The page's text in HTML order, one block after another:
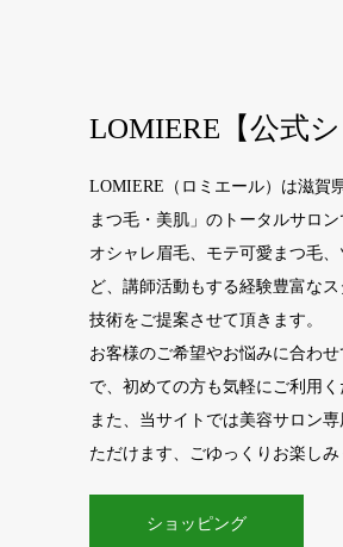
LOMIERE【公式シ
LOMIERE（ロミエール）は滋賀
まつ毛・美肌」のトータルサロン
オシャレ眉毛、モテ可愛まつ毛
ど、講師活動もする経験豊富な
技術をご提案させて頂きます。
お客様のご希望やお悩みに合わ
で、初めての方も気軽にご利用く
また、当サイトでは美容サロン
ただけます、ごゆっくりお楽しみ
ショッピング